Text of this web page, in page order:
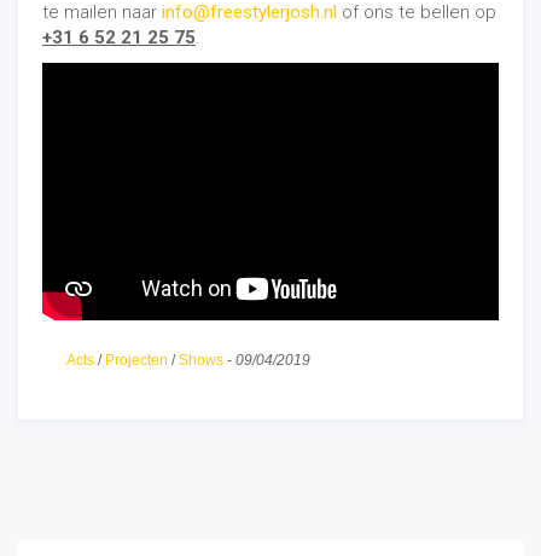
te mailen naar info@freestylerjosh.nl of ons te bellen op
+31 6 52 21 25 75.
Acts / Projecten /Shows - 09/04/2019